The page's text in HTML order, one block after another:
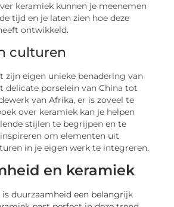
keramiek kunnen je meenemen
tijd en je laten zien hoe deze
ontwikkeld.
culturen
zijn eigen unieke benadering van
delicate porselein van China tot
van Afrika, er is zoveel te
over keramiek kan je helpen
stijlen te begrijpen en te
om elementen uit
in je eigen werk te integreren.
en keramiek
duurzaamheid een belangrijk